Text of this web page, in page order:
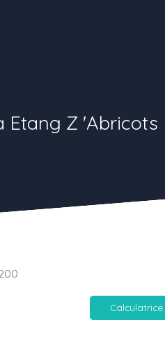
Etang Z 'Abricots
Calculatrice